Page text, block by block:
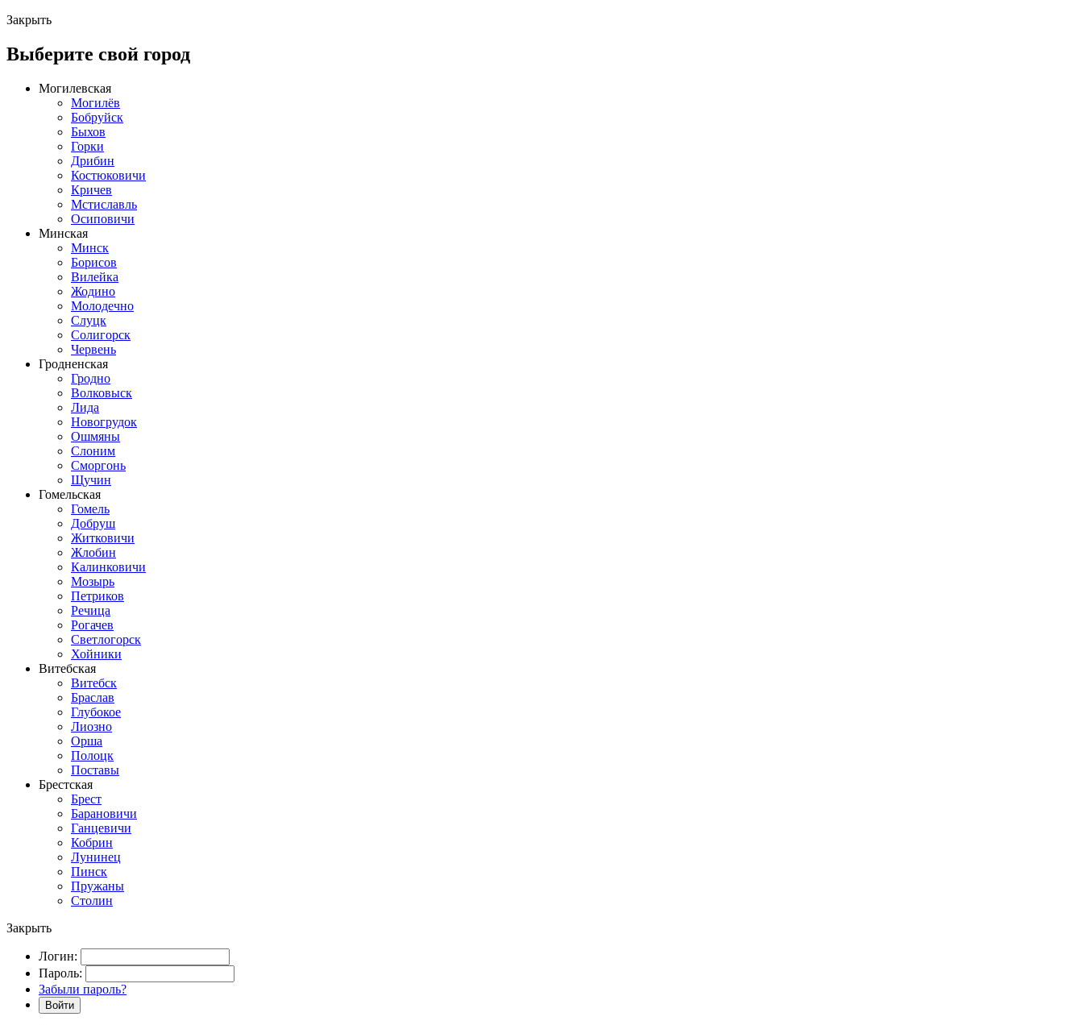
Закрыть
Выберите свой город
Могилевская
Могилёв
Бобруйск
Быхов
Горки
Дрибин
Костюковичи
Кричев
Мстиславль
Осиповичи
Минская
Минск
Борисов
Вилейка
Жодино
Молодечно
Слуцк
Солигорск
Червень
Гродненская
Гродно
Волковыск
Лида
Новогрудок
Ошмяны
Слоним
Сморгонь
Щучин
Гомельская
Гомель
Добруш
Житковичи
Жлобин
Калинковичи
Мозырь
Петриков
Речица
Рогачев
Светлогорск
Хойники
Витебская
Витебск
Браслав
Глубокое
Лиозно
Орша
Полоцк
Поставы
Брестская
Брест
Барановичи
Ганцевичи
Кобрин
Лунинец
Пинск
Пружаны
Столин
Закрыть
Логин:
Пароль:
Забыли пароль?
Войти